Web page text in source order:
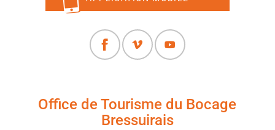
Office de Tourisme du Bocage
Bressuirais